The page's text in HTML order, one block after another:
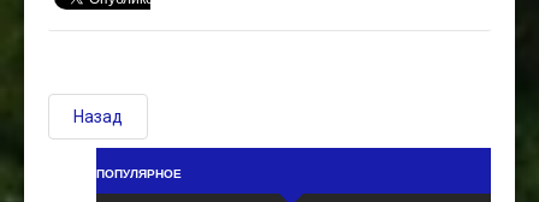
Назад
ПОПУЛЯРНОЕ